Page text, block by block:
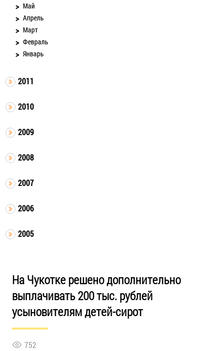
Май
Апрель
Март
Февраль
Январь
2011
2010
2009
2008
2007
2006
2005
На Чукотке решено дополнительно
выплачивать 200 тыс. рублей
усыновителям детей-сирот
752